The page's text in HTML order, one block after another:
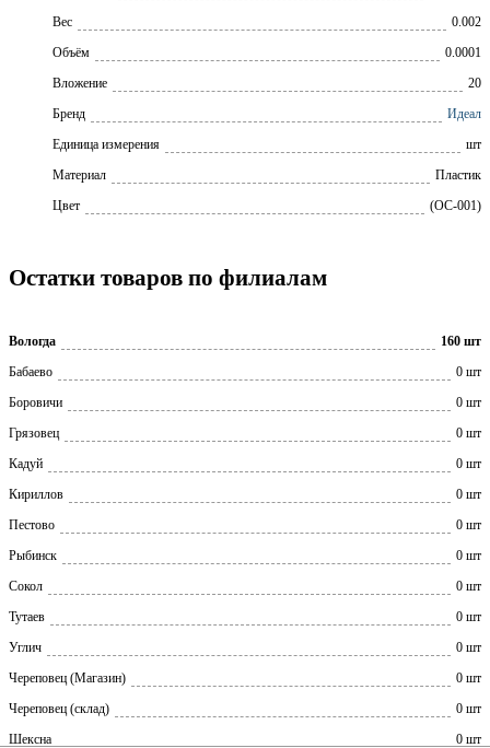
Вес
0.002
Объём
0.0001
Вложение
20
Бренд
Идеал
Единица измерения
шт
Материал
Пластик
Цвет
(OC-001)
Остатки товаров по филиалам
Вологда
160 шт
Бабаево
0 шт
Боровичи
0 шт
Грязовец
0 шт
Кадуй
0 шт
Кириллов
0 шт
Пестово
0 шт
Рыбинск
0 шт
Сокол
0 шт
Тутаев
0 шт
Углич
0 шт
Череповец (Магазин)
0 шт
Череповец (склад)
0 шт
Шексна
0 шт